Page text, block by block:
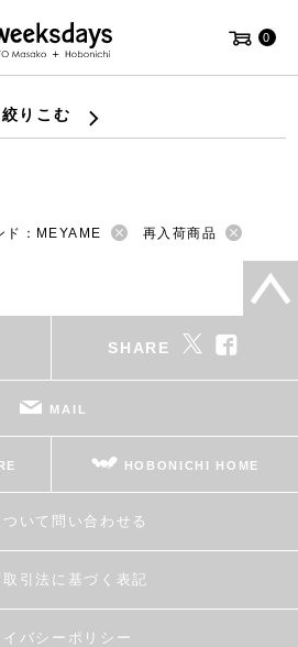
0
絞りこむ
ド：MEYAME 再入荷商品
SHARE
MAIL
HOBONICHI HOME
いて問い合わせる
引法に基づく表記
イバシーポリシー